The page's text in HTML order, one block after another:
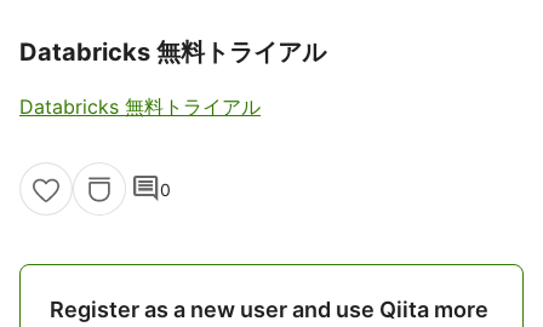
Databricks 無料トライアル
Databricks 無料トライアル
comment0
Register as a new user and use Qiita more